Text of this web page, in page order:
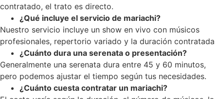
contratado, el trato es directo.
¿Qué incluye el servicio de mariachi?
Nuestro servicio incluye un show en vivo con músicos
profesionales, repertorio variado y la duración contratada
¿Cuánto dura una serenata o presentación?
Generalmente una serenata dura entre 45 y 60 minutos,
pero podemos ajustar el tiempo según tus necesidades.
¿Cuánto cuesta contratar un mariachi?